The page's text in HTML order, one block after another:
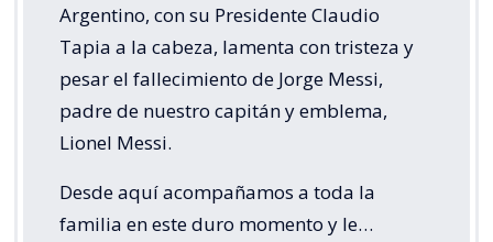
Argentino, con su Presidente Claudio
Tapia a la cabeza, lamenta con tristeza y
pesar el fallecimiento de Jorge Messi,
padre de nuestro capitán y emblema,
Lionel Messi.
Desde aquí acompañamos a toda la
familia en este duro momento y le…